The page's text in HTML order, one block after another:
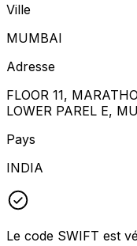
Ville
MUMBAI
Adresse
FLOOR 11,
LOWER PAREL E,
Pays
INDIA
Le code SWIFT est